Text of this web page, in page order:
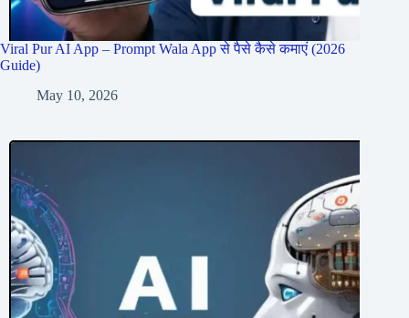
Viral Pur AI App – Prompt Wala App से पैसे कैसे कमाएं (2026
Guide)
May 10, 2026